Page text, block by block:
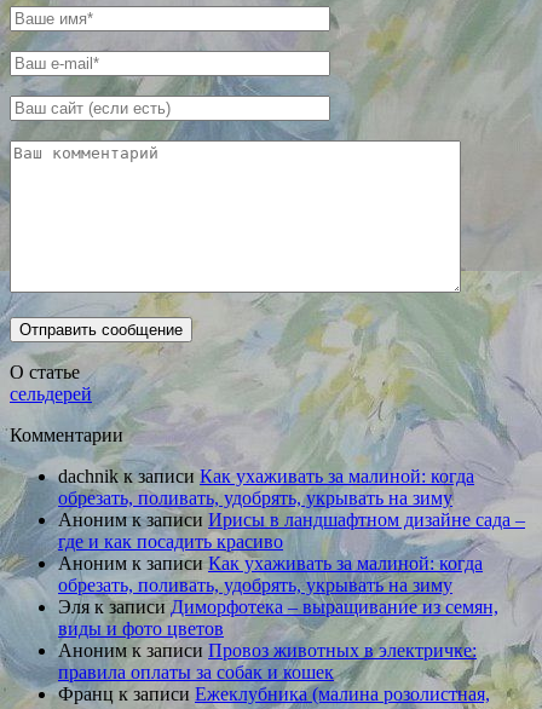
О статье
сельдерей
Комментарии
dachnikк записиКак ухаживать за малиной: когда
обрезать, поливать, удобрять, укрывать на зиму
Анонимк записи Ирисы в ландшафтном дизайне сада –
где и как посадить красиво
Аноним к записиКак ухаживать за малиной: когда
обрезать, поливать, удобрять, укрывать на зиму
Эля к записи Диморфотека – выращивание из семян,
виды и фото цветов
Аноним к записи Провоз животных в электричке:
правила оплаты за собак и кошек
Франц к записи Ежеклубника (малина розолистная,